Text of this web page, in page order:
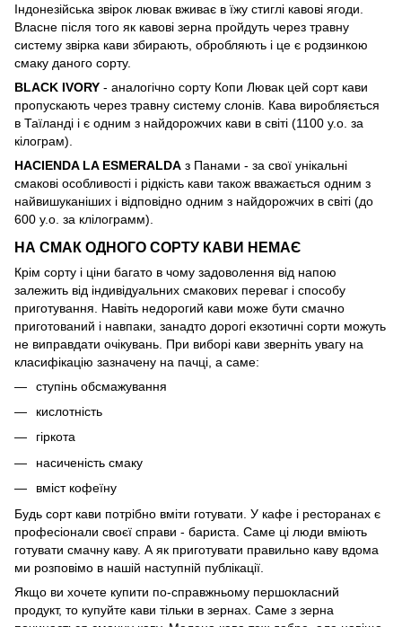
Індонезійська звірок лювак вживає в їжу стиглі кавові ягоди.
Власне після того як кавові зерна пройдуть через травну
систему звірка кави збирають, обробляють і це є родзинкою
смаку даного сорту.
BLACK IVORY - аналогічно сорту Копи Лювак цей сорт кави
пропускають через травну систему слонів. Кава виробляється
в Таїланді і є одним з найдорожчих кави в світі (1100 у.о. за
кілограм).
HACIENDA LA ESMERALDA з Панами - за свої унікальні
смакові особливості і рідкість кави також вважається одним з
найвишуканіших і відповідно одним з найдорожчих в світі (до
600 у.о. за клілограмм).
НА СМАК ОДНОГО СОРТУ КАВИ НЕМАЄ
Крім сорту і ціни багато в чому задоволення від напою
залежить від індивідуальних смакових переваг і способу
приготування. Навіть недорогий кави може бути смачно
приготований і навпаки, занадто дорогі екзотичні сорти можуть
не виправдати очікувань. При виборі кави зверніть увагу на
класифікацію зазначену на пачці, а саме:
ступінь обсмажування
кислотність
гіркота
насиченість смаку
вміст кофеїну
Будь сорт кави потрібно вміти готувати. У кафе і ресторанах є
професіонали своєї справи - бариста. Саме ці люди вміють
готувати смачну каву. А як приготувати правильно каву вдома
ми розповімо в нашій наступній публікації.
Якщо ви хочете купити по-справжньому першокласний
продукт, то купуйте кави тільки в зернах. Саме з зерна